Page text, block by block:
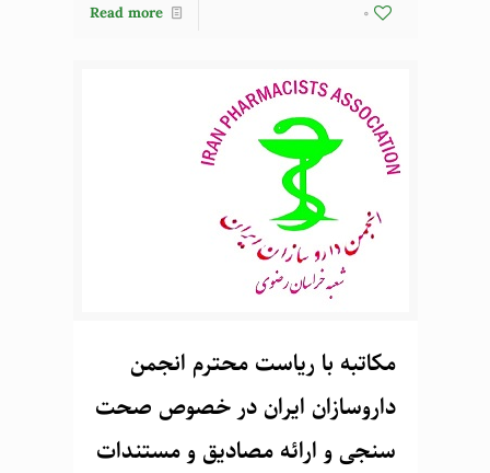
0
Read more
مکاتبه با ریاست محترم انجمن
داروسازان ایران در خصوص صحت
سنجی و ارائه مصادیق و مستندات